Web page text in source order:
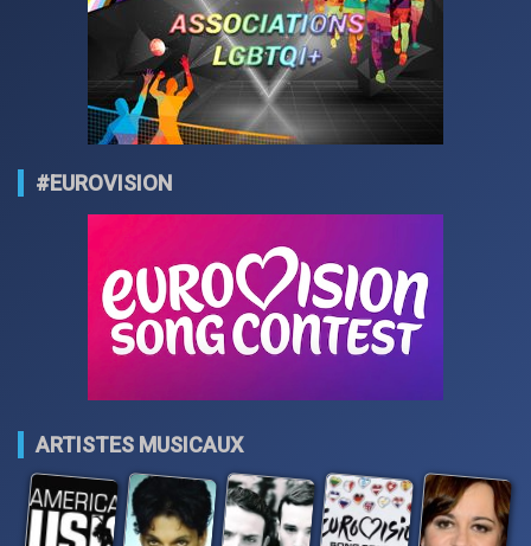
#EUROVISION
ARTISTES MUSICAUX